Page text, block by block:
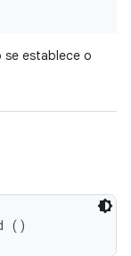
se establece o
()